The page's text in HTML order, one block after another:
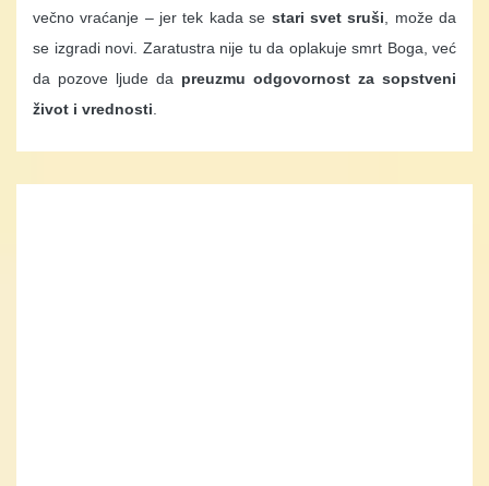
večno vraćanje – jer tek kada se stari svet sruši , može da
se izgradi novi. Zaratustra nije tu da oplakuje smrt Boga, već
da pozove ljude da preuzmu odgovornost za sopstveni
život i vrednosti